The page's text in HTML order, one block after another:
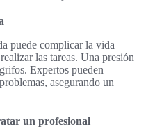
puede complicar la vida
las tareas. Una presión
Expertos pueden
asegurando un
un profesional